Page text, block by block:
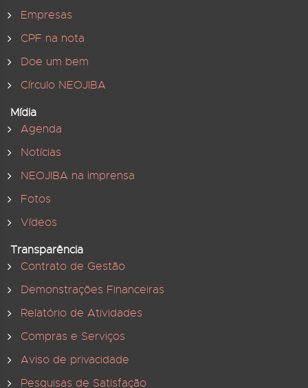
Empresas
CPF na nota
Doe um bem
Círculo NEOJIBA
Mídia
Agenda
Notícias
NEOJIBA na imprensa
Fotos
Vídeos
Transparência
Contrato de Gestão
Demonstrações Financeiras
Relatório de Atividades
Compras e Serviços
Aviso de privacidade
Pesquisas de Satisfação